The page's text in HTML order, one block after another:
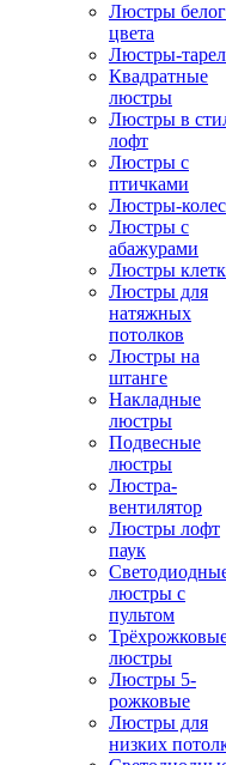
Люстры
цвета
Люстры-
Квадратные
люстры
Люстры в
лофт
Люстры с
птичками
Люстры-
Люстры с
абажурами
Люстры
Люстры для
натяжных
потолков
Люстры на
штанге
Накладные
люстры
Подвесные
люстры
Люстра-
вентилятор
Люстры лофт
паук
люстры с
пультом
люстры
Люстры 5-
рожковые
Люстры для
низких